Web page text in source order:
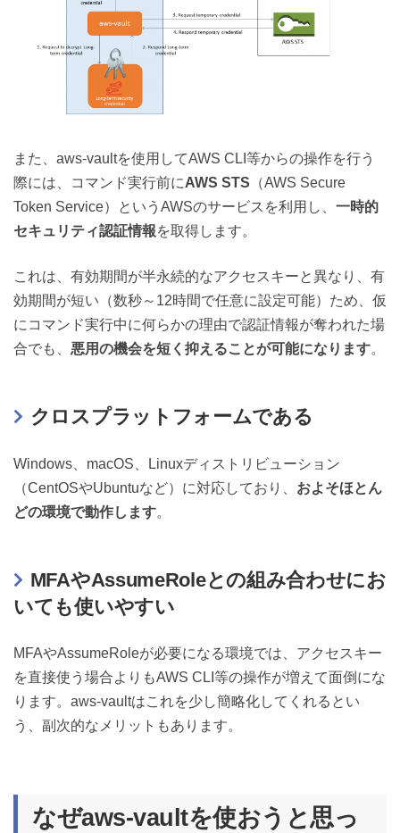
また、aws-vaultを使用してAWS CLI等からの操作を行う
際には、コマンド実行前にAWS STS （AWS Secure
Token Service）というAWSのサービスを利用し、 一時的
セキュリティ認証情報を取得します。
これは、有効期間が半永続的なアクセスキーと異なり、有
効期間が短い（数秒～12時間で任意に設定可能）ため、仮
にコマンド実行中に何らかの理由で認証情報が奪われた場
合でも、 悪用の機会を短く抑えることが可能になります。
クロスプラットフォームである
Windows、macOS、Linuxディストリビューション
（CentOSやUbuntuなど）に対応しており、 およそほとん
どの環境で動作します。
MFAやAssumeRoleとの組み合わせにお
いても使いやすい
MFAやAssumeRoleが必要になる環境では、アクセスキー
を直接使う場合よりもAWS CLI等の操作が増えて面倒にな
ります。aws-vaultはこれを少し簡略化してくれるとい
う、副次的なメリットもあります。
なぜaws-vaultを使おうと思っ